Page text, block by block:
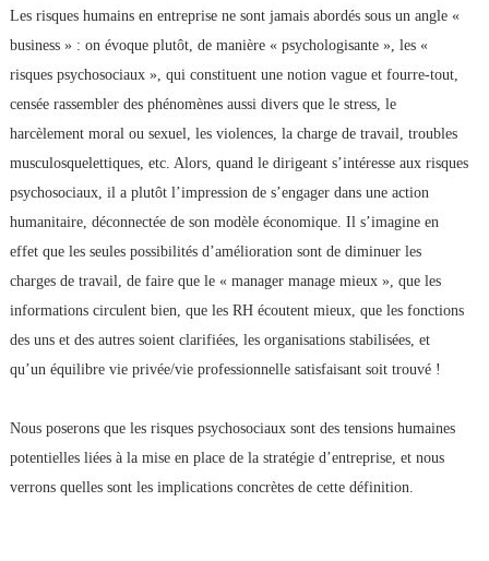
Les risques humains en entreprise ne sont jamais abordés sous un angle «
business » : on évoque plutôt, de manière « psychologisante », les «
risques psychosociaux », qui constituent une notion vague et fourre-tout,
censée rassembler des phénomènes aussi divers que le stress, le
harcèlement moral ou sexuel, les violences, la charge de travail, troubles
musculosquelettiques, etc. Alors, quand le dirigeant s’intéresse aux risques
psychosociaux, il a plutôt l’impression de s’engager dans une action
humanitaire, déconnectée de son modèle économique. Il s’imagine en
effet que les seules possibilités d’amélioration sont de diminuer les
charges de travail, de faire que le « manager manage mieux », que les
informations circulent bien, que les RH écoutent mieux, que les fonctions
des uns et des autres soient clarifiées, les organisations stabilisées, et
qu’un équilibre vie privée/vie professionnelle satisfaisant soit trouvé !
Nous poserons que les risques psychosociaux sont des tensions humaines
potentielles liées à la mise en place de la stratégie d’entreprise, et nous
verrons quelles sont les implications concrètes de cette définition.